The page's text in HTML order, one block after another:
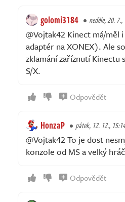
golomi3184 neděle, 20. 7.,
@Vojtak42 Kinect má/měl
adaptér na XONEX). Ale
zklamání zaříznutí Kinectu
S/X.
Odpovědět
HonzaP pátek, 12. 12., 15:14
@Vojtak42 To je dost
konzole od MS a velký
Odpovědět